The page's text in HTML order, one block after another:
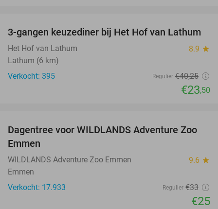
42%
3-gangen keuzediner bij Het Hof van Lathum
Het Hof van Lathum 8.9 star
Lathum (6 km)
Verkocht: 395
Regulier €40,25
€23,50
24%
Dagentree voor WILDLANDS Adventure Zoo
Emmen
WILDLANDS Adventure Zoo Emmen 9.6 star
Emmen
Verkocht: 17.933
Regulier €33
€25